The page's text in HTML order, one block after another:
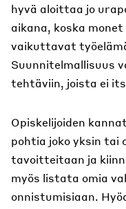
hyvä aloittaa jo
aikana, koska
vaikuttavat
Suunnitelmallisuus
tehtäviin, joista ei
Opiskelijoiden
pohtia joko yksin tai
tavoitteitaan ja
myös listata omia
onnistumisiaan.